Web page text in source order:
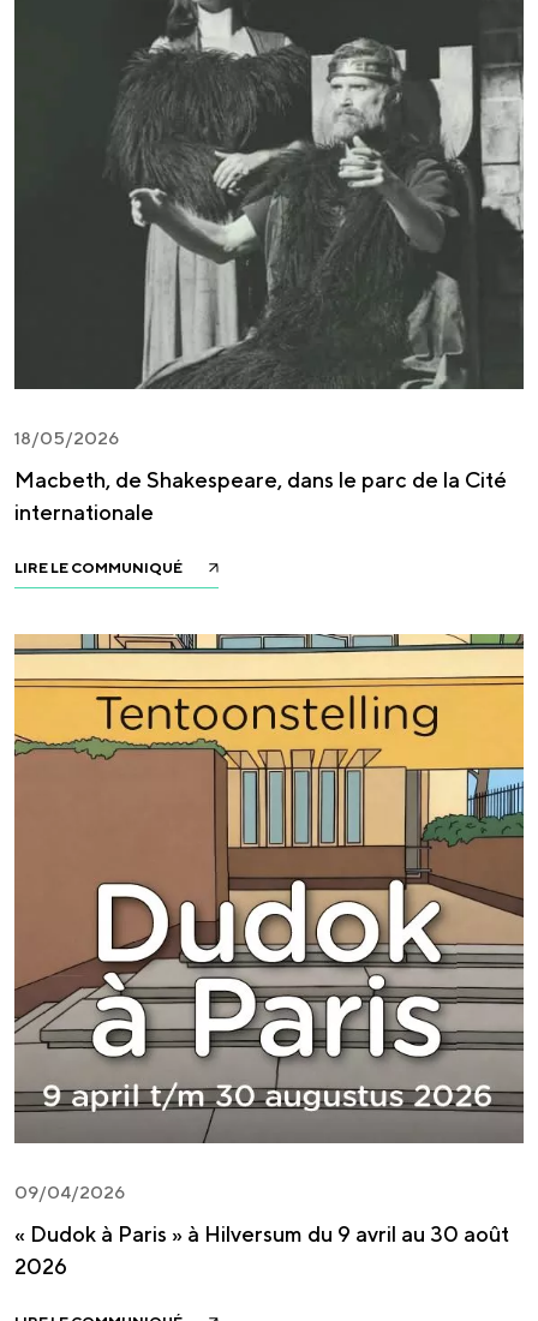
18/05/2026
Macbeth, de Shakespeare, dans le parc de la Cité
internationale
LIRE LE COMMUNIQUÉ
09/04/2026
« Dudok à Paris » à Hilversum du 9 avril au 30 août
2026